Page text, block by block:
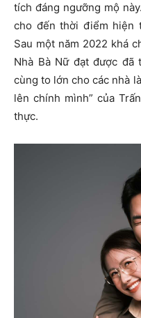
tích đáng ngưỡng mộ
cho đến thời điểm hiện
Sau một năm 2022 khá
Nhà Bà Nữ đạt được
cùng to lớn cho các nhà
lên chính mình” của
thực.